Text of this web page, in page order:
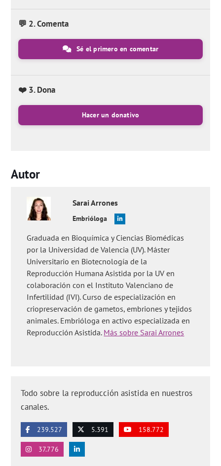
💬 2. Comenta
Sé el primero en comentar
❤️ 3. Dona
Hacer un donativo
Autor
SaraiArrones
Embrióloga
Graduada en Bioquímica y Ciencias Biomédicas
por la Universidad de Valencia (UV). Máster
Universitario en Biotecnología de la
Reproducción Humana Asistida por la UV en
colaboración con el Instituto Valenciano de
Infertilidad (IVI). Curso de especialización en
criopreservación de gametos, embriones y tejidos
animales. Embrióloga en activo especializada en
Reproducción Asistida. Más sobre Sarai Arrones
Todo sobre la reproducción asistida en nuestros
canales.
239.527 5.391 158.772
37.776